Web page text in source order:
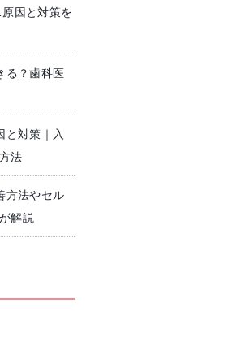
・クリーニング
因と対策を
る？歯科医
と対策｜入
法
方法やセル
解説